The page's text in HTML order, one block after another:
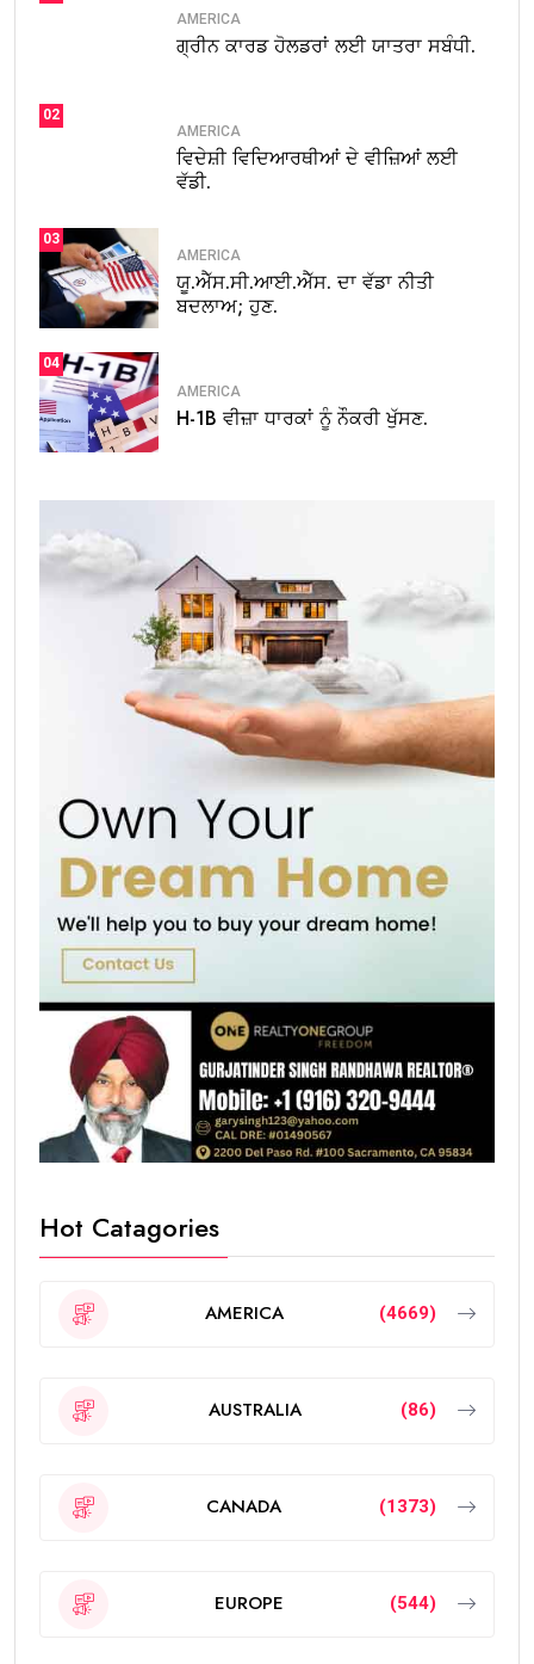
AMERICA
ਗ੍ਰੀਨ ਕਾਰਡ ਹੋਲਡਰਾਂ ਲਈ ਯਾਤਰਾ ਸਬੰਧੀ.
02
AMERICA
ਵਿਦੇਸ਼ੀ ਵਿਦਿਆਰਥੀਆਂ ਦੇ ਵੀਜ਼ਿਆਂ ਲਈ
ਵੱਡੀ.
03
AMERICA
ਯੂ.ਐੱਸ.ਸੀ.ਆਈ.ਐੱਸ. ਦਾ ਵੱਡਾ ਨੀਤੀ
ਬਦਲਾਅ; ਹੁਣ.
04
AMERICA
H-1B ਵੀਜ਼ਾ ਧਾਰਕਾਂ ਨੂੰ ਨੌਕਰੀ ਖੁੱਸਣ.
Hot Catagories
AMERICA (4669)
AUSTRALIA (86)
CANADA (1373)
EUROPE (544)